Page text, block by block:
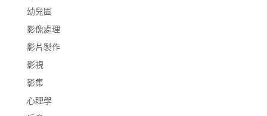
幼兒園
影像處理
影片製作
影視
影集
心理學